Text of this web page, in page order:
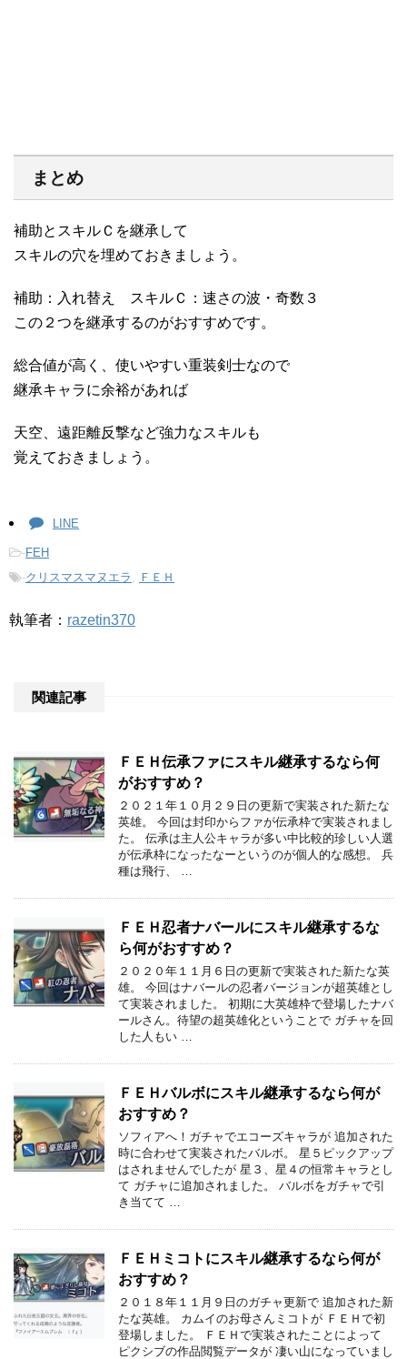
まとめ
補助とスキルＣを継承して
スキルの穴を埋めておきましょう。
補助：入れ替え スキルＣ：速さの波・奇数３
この２つを継承するのがおすすめです。
総合値が高く、使いやすい重装剣士なので
継承キャラに余裕があれば
天空、遠距離反撃など強力なスキルも
覚えておきましょう。
LINE
-FEH
-クリスマスマヌエラ ＦＥＨ
執筆者： razetin370
関連記事
ＦＥＨ伝承ファにスキル継承するなら何
がおすすめ？
２０２１年１０月２９日の更新で実装された新たな
英雄。 今回は封印からファが伝承枠で実装されまし
た。 伝承は主人公キャラが多い中比較的珍しい人選
が伝承枠になったなーというのが個人的な感想。 兵
種は飛行、 …
ＦＥＨ忍者ナバールにスキル継承するな
ら何がおすすめ？
２０２０年１１月６日の更新で実装された新たな英
雄。 今回はナバールの忍者バージョンが超英雄とし
て実装されました。 初期に大英雄枠で登場したナバ
ールさん。待望の超英雄化ということで ガチャを回
した人もい …
ＦＥＨバルボにスキル継承するなら何が
おすすめ？
ソフィアへ！ガチャでエコーズキャラが 追加された
時に合わせて実装されたバルボ。 星５ピックアップ
はされませんでしたが 星３、星４の恒常キャラとし
て ガチャに追加されました。 バルボをガチャで引
き当てて …
ＦＥＨミコトにスキル継承するなら何が
おすすめ？
２０１８年１１月９日のガチャ更新で 追加された新
たな英雄。 カムイのお母さんミコトが ＦＥＨで初
登場しました。 ＦＥＨで実装されたことによって
ピクシブの作品閲覧データが 凄い山になっていまし